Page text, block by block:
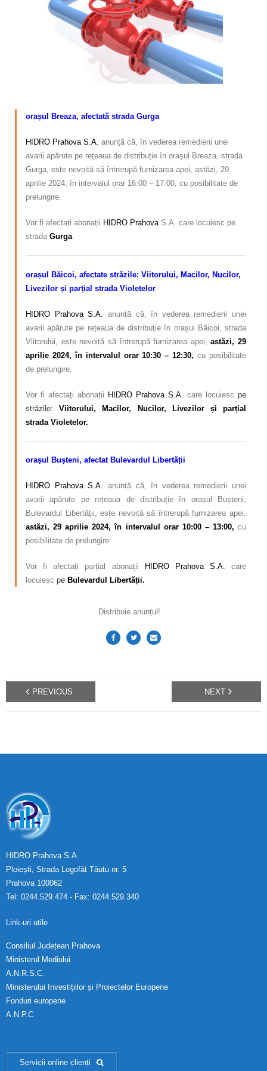
Calitatea apei
orașul Breaza, afectată strada Gurga
HIDRO Prahova S.A. anunță că, în vederea remedierii unei
avarii apărute pe rețeaua de distribuție în orașul Breaza, strada
Gurga, este nevoită să întrerupă furnizarea apei, astăzi, 29
aprilie 2024, în intervalul orar 16:00 – 17:00, cu posibilitate de
prelungire.
Vor fi afectați abonații HIDRO PrahovaS.A. care locuiesc pe
strada Gurga.
orașul Băicoi, afectate străzile: Viitorului, Macilor, Nucilor,
Livezilor și parțial strada Violetelor
HIDRO Prahova S.A.
anunță că, în vederea remedierii unei
avarii apărute pe rețeaua de distribuție în orașul Băicoi, strada
Viitorului, este nevoită să întrerupă furnizarea apei,astăzi, 29
aprilie 2024, în intervalul orar 10:30 – 12:30, cu posibilitate
de prelungire.
Vor fi afectați abonații HIDRO Prahova S.A. care locuiesc pe
străzile:Viitorului, Macilor, Nucilor, Livezilor și parțial
strada Violetelor.
orașul Bușteni, afectat Bulevardul Libertății
HIDRO Prahova S.A. anunță că, în vederea remedierii unei
avarii apărute pe rețeaua de distribuție în orașul Bușteni,
Bulevardul Libertății, este nevoită să întrerupă furnizarea apei,
astăzi, 29 aprilie 2024, în intervalul orar 10:00 – 13:00, cu
posibilitate de prelungire.
Vor fi afectați parțial abonații HIDRO Prahova S.A. care
locuiesc pe Bulevardul Libertății.
Distribuie anunțul!
PREVIOUS NEXT
HIDRO Prahova S.A.
Ploiești, Strada Logofăt Tăutu nr. 5
Prahova 100062
Tel: 0244.529.474 - Fax: 0244.529.340
Link-uri utile
Consiliul Județean Prahova
Ministerul Mediului
A.N.R.S.C.
Ministerului Investițiilor și Proiectelor Europene
Fonduri europene
A.N.P.C
Servicii online clienți